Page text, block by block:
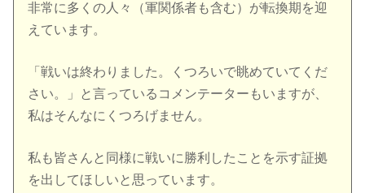
非常に多くの人々（軍関係者も含む）が転換期を迎
えています。
「戦いは終わりました。くつろいで眺めていてくだ
さい。」と言っているコメンテーターもいますが、
私はそんなにくつろげません。
私も皆さんと同様に戦いに勝利したことを示す証拠
を出してほしいと思っています。